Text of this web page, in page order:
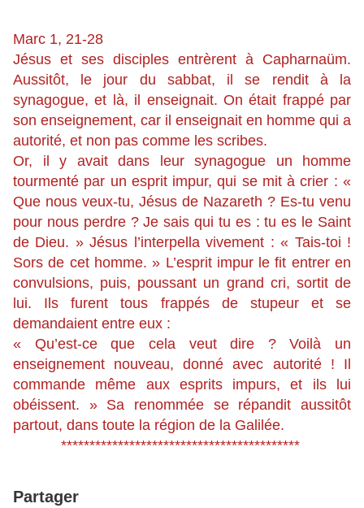
Marc 1, 21-28
Jésus et ses disciples entrèrent à Capharnaüm.
Aussitôt, le jour du sabbat, il se rendit à la
synagogue, et là, il enseignait. On était frappé par
son enseignement, car il enseignait en homme qui a
autorité, et non pas comme les scribes.
Or, il y avait dans leur synagogue un homme
tourmenté par un esprit impur, qui se mit à crier : «
Que nous veux-tu, Jésus de Nazareth ? Es-tu venu
pour nous perdre ? Je sais qui tu es : tu es le Saint
de Dieu. » Jésus l’interpella vivement : « Tais-toi !
Sors de cet homme. » L’esprit impur le fit entrer en
convulsions, puis, poussant un grand cri, sortit de
lui. Ils furent tous frappés de stupeur et se
demandaient entre eux :
« Qu’est-ce que cela veut dire ? Voilà un
enseignement nouveau, donné avec autorité ! Il
commande même aux esprits impurs, et ils lui
obéissent. » Sa renommée se répandit aussitôt
partout, dans toute la région de la Galilée.
******************************************
Partager